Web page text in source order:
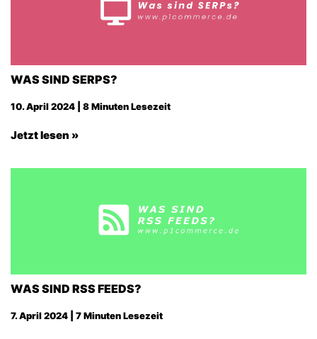
WAS SIND SERPS?
10. April 2024 | 8 Minuten Lesezeit
Jetzt lesen »
WAS SIND RSS FEEDS?
7. April 2024 | 7 Minuten Lesezeit